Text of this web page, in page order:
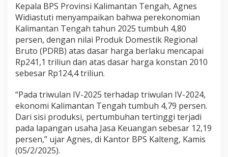
Kepala BPS Provinsi Kalimantan Tengah, Agnes
Widiastuti menyampaikan bahwa perekonomian
Kalimantan Tengah tahun 2025 tumbuh 4,80
persen, dengan nilai Produk Domestik Regional
Bruto (PDRB) atas dasar harga berlaku mencapai
Rp241,1 triliun dan atas dasar harga konstan 2010
sebesar Rp124,4 triliun.
“Pada triwulan IV-2025 terhadap triwulan IV-2024,
ekonomi Kalimantan Tengah tumbuh 4,79 persen.
Dari sisi produksi, pertumbuhan tertinggi terjadi
pada lapangan usaha Jasa Keuangan sebesar 12,19
persen,” ujar Agnes, di Kantor BPS Kalteng, Kamis
(05/2/2025).